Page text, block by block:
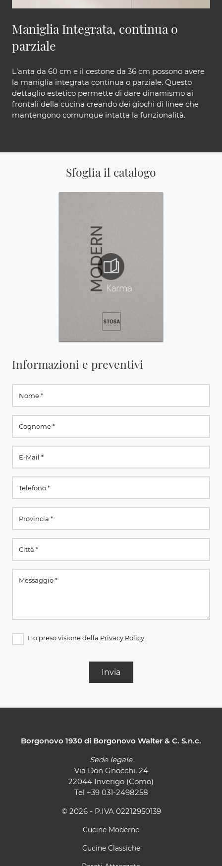
Maniglia Integrata, continua o
parziale
L’anta da 60 cm e il cestone da 36 cm possono avere
la maniglia integrata continua o parziale. Questo
dettaglio estetico permette di dare dinamismo ai
frontali della cucina creando dei giochi di linee che
mantengono comunque intatta la funzionalità.
Sfoglia il catalogo
Informazioni e preventivi
Ho preso visione della Privacy Policy
Invia
Borgonovo 1930 di Borgonovo Walter & C. S.n.c.
Sede legale
Via Don Gnocchi, 24
22044 Inverigo (Como)
Tel +39 031-2498258
© 2026 - P.IVA 02212950139
Cucine Moderne
Cucine Classiche